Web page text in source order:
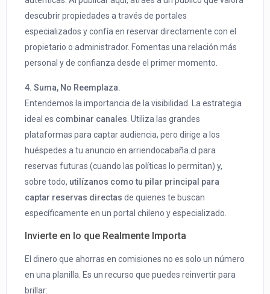
descubrir propiedades a través de portales
especializados y confía en reservar directamente con el
propietario o administrador. Fomentas una relación más
personal y de confianza desde el primer momento.
4. Suma, No Reemplaza.
Entendemos la importancia de la visibilidad. La estrategia
ideal es combinar canales . Utiliza las grandes
plataformas para captar audiencia, pero dirige a los
huéspedes a tu anuncio en arriendocabaña.cl para
reservas futuras (cuando las políticas lo permitan) y,
sobre todo, utilízanos como tu pilar principal para
captar reservas directas de quienes te buscan
específicamente en un portal chileno y especializado.
Invierte en lo que Realmente Importa
El dinero que ahorras en comisiones no es solo un número
en una planilla. Es un recurso que puedes reinvertir para
brillar: